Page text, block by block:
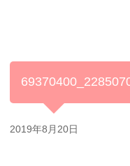
2019年8月20日